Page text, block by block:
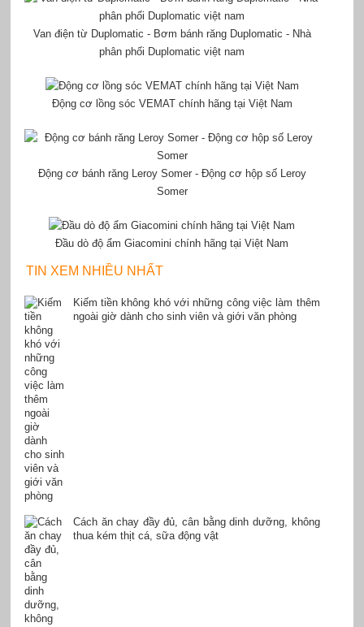
Van điện từ Duplomatic - Bơm bánh răng Duplomatic - Nhà
phân phối Duplomatic việt nam
Động cơ lồng sóc VEMAT chính hãng tại Việt Nam
Động cơ bánh răng Leroy Somer - Động cơ hộp số Leroy
Somer
Đầu dò độ ẩm Giacomini chính hãng tại Việt Nam
TIN XEM NHIỀU NHẤT
Kiếm tiền không khó với những công việc làm thêm
ngoài giờ dành cho sinh viên và giới văn phòng
Cách ăn chay đầy đủ, cân bằng dinh dưỡng, không
thua kém thịt cá, sữa động vật